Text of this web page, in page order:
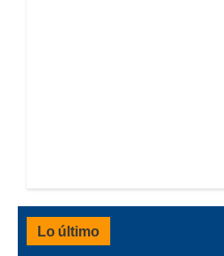
Lo último